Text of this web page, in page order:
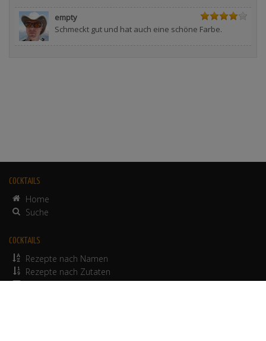
empty
Schmeckt gut und hat auch eine schöne Farbe.
COCKTAILS
Home
Suche
COCKTAILS
Rezepte nach Namen
Rezepte nach Zutaten
alkoholfreie Rezepte